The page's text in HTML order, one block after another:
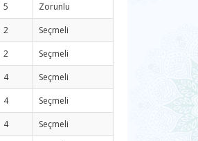
5
Zorunlu
2
Seçmeli
2
Seçmeli
4
Seçmeli
4
Seçmeli
4
Seçmeli